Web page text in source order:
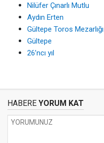
Nilüfer Çınarlı Mutlu
Aydın Erten
Gültepe Toros Mezarlığı
Gültepe
26’ncı yıl
HABERE YORUM KAT